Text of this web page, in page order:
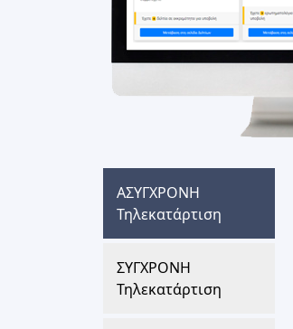
ΑΣΥΓΧΡΟΝΗ
Τηλεκατάρτιση
ΣΥΓΧΡΟΝΗ
Τηλεκατάρτιση